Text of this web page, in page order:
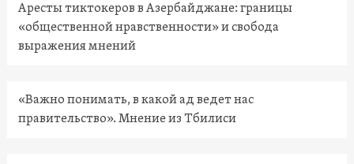
Аресты тиктокеров в Азербайджане: границы
«общественной нравственности» и свобода
выражения мнений
«Важно понимать, в какой ад ведет нас
правительство». Мнение из Тбилиси